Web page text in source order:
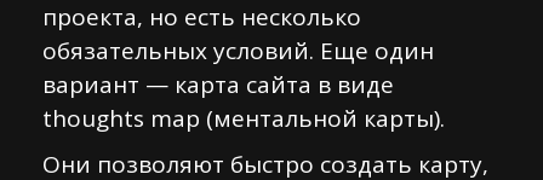
проекта, но есть несколько
обязательных условий. Еще один
вариант — карта сайта в виде
thoughts map (ментальной карты).
Они позволяют быстро создать карту,